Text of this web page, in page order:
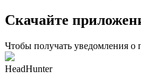
Скачайте
Чтобы получать уведомления о
HeadHunter